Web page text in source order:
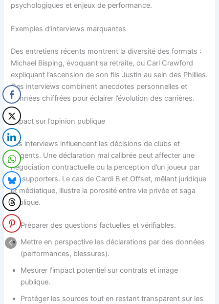
psychologiques et enjeux de performance.
Exemples d’interviews marquantes
Des entretiens récents montrent la diversité des formats :
Michael Bisping, évoquant sa retraite, ou Carl Crawford
expliquant l’ascension de son fils Justin au sein des Phillies.
Ces interviews combinent anecdotes personnelles et
données chiffrées pour éclairer l’évolution des carrières.
Impact sur l’opinion publique
Les interviews influencent les décisions de clubs et
d’agents. Une déclaration mal calibrée peut affecter une
négociation contractuelle ou la perception d’un joueur par
les supporters. Le cas de Cardi B et Offset, mêlant juridique
et médiatique, illustre la porosité entre vie privée et saga
publique.
Préparer des questions factuelles et vérifiables.
Mettre en perspective les déclarations par des données
(performances, blessures).
Mesurer l’impact potentiel sur contrats et image
publique.
Protéger les sources tout en restant transparent sur les